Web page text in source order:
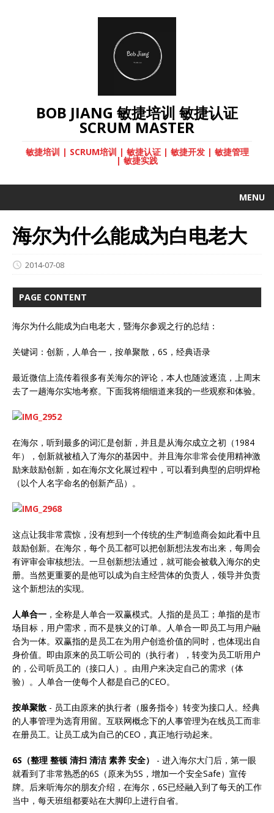
BOB JIANG 敏捷培训 敏捷认证
SCRUM MASTER
敏捷培训 | SCRUM培训 | 敏捷认证 | 敏捷开发 | 敏捷管理
| 敏捷实践
MENU
海尔为什么能成为白电老大
2014-07-08
PAGE CONTENT
海尔为什么能成为白电老大，暨海尔参观之行的总结：
关键词：创新，人单合一，按单聚散，6S，经典语录
最近微信上流传着很多有关海尔的评论，本人也随波逐流，上周末
去了一趟海尔实地考察。下面我将细细道来我的一些观察和体验。
在海尔，听到最多的词汇是创新，并且是从海尔成立之初（1984
年），创新就被植入了海尔的基因中。并且海尔非常会使用精神激
励来鼓励创新，如在海尔文化展过程中，可以看到典型的启明焊枪
（以个人名字命名的创新产品）。
这点让我非常震惊，没有想到一个传统的生产制造商会如此看中且
鼓励创新。在海尔，每个员工都可以把创新想法发布出来，每周会
有评审会审核想法。一旦创新想法通过，就可能会被载入海尔的史
册。当然更重要的是他可以成为自主经营体的负责人，领导并负责
这个新想法的实现。
人单合一 ，全称是人单合一双赢模式。人指的是员工；单指的是市
场目标，用户需求，而不是狭义的订单。人单合一即员工与用户融
合为一体。双赢指的是员工在为用户创造价值的同时，也体现出自
身价值。即由原来的员工听公司的（执行者），转变为员工听用户
的，公司听员工的（接口人）。由用户来决定自己的需求（体
验）。人单合一使每个人都是自己的CEO。
按单聚散 - 员工由原来的执行者（服务指令）转变为接口人。经典
的人事管理为选育用留。互联网概念下的人事管理为在线员工而非
在册员工。让员工成为自己的CEO，真正地行动起来。
6S（整理 整顿 清扫 清洁 素养 安全）
- 进入海尔大门后，第一眼
就看到了非常熟悉的6S（原来为5S，增加一个安全Safe）宣传
牌。后来听海尔的朋友介绍，在海尔，6S已经融入到了每天的工作
当中，每天班组都要站在大脚印上进行自省。